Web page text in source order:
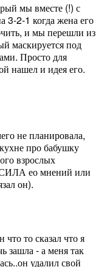
мы вместе (!) с
3-2-1 когда жена его
и мы перешли из
маскируется под
Просто для
нашел и идея его.
не планировала,
про бабушку
взрослых
ео мнений или
он).
то сказал что я
зашла - а меня так
удалил свой